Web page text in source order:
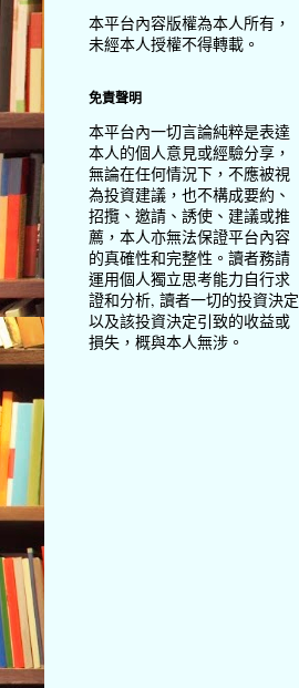
本平台內容版權為本人所有，
未經本人授權不得轉載。
免責聲明
本平台內一切言論純粹是表達
本人的個人意見或經驗分享，
無論在任何情況下，不應被視
為投資建議，也不構成要約、
招攬、邀請、誘使、建議或推
薦，本人亦無法保證平台內容
的真確性和完整性。讀者務請
運用個人獨立思考能力自行求
證和分析, 讀者一切的投資決定
以及該投資決定引致的收益或
損失，概與本人無涉。